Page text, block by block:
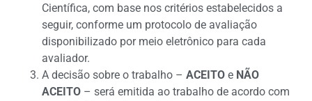
Científica, com base nos critérios estabelecidos a
seguir, conforme um protocolo de avaliação
disponibilizado por meio eletrônico para cada
avaliador.
A decisão sobre o trabalho – ACEITO e NÃO
ACEITO – será emitida ao trabalho de acordo com